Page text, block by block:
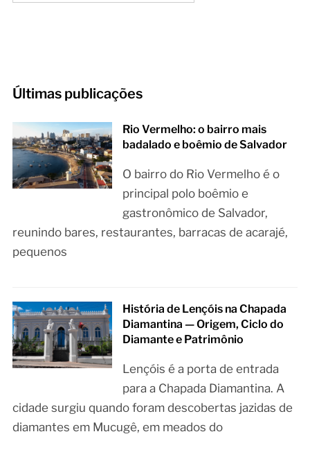
Últimas publicações
Rio Vermelho: o bairro mais
badalado e boêmio de Salvador
O bairro do Rio Vermelho é o
principal polo boêmio e
gastronômico de Salvador,
reunindo bares, restaurantes, barracas de acarajé,
pequenos
História de Lençóis na Chapada
Diamantina — Origem, Ciclo do
Diamante e Patrimônio
Lençóis é a porta de entrada
para a Chapada Diamantina. A
cidade surgiu quando foram descobertas jazidas de
diamantes em Mucugê, em meados do